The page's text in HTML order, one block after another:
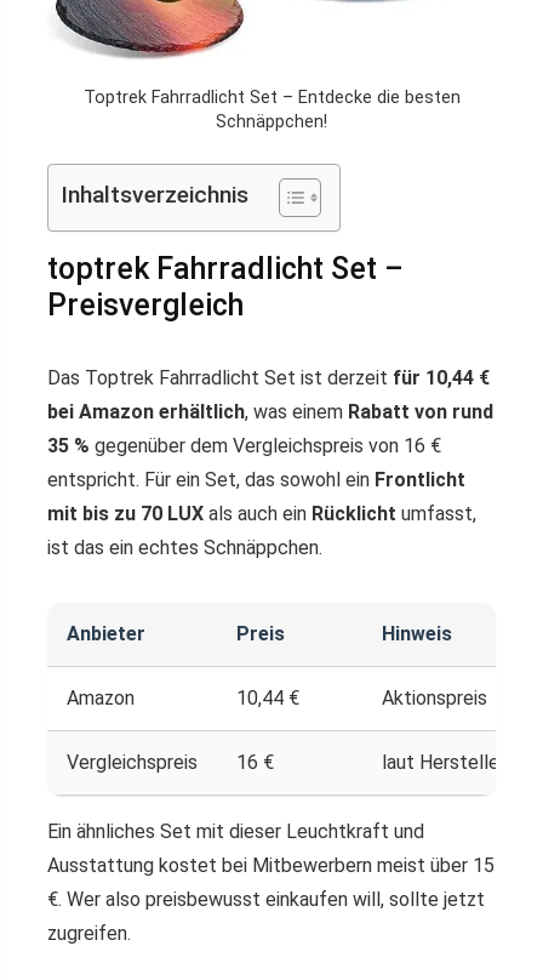
Toptrek Fahrradlicht Set – Entdecke die besten
Schnäppchen!
Inhaltsverzeichnis
toptrek Fahrradlicht Set –
Preisvergleich
Das Toptrek Fahrradlicht Set ist derzeit für 10,44 €
bei Amazon erhältlich, was einem Rabatt von rund
35 % gegenüber dem Vergleichspreis von 16 €
entspricht. Für ein Set, das sowohl ein Frontlicht
mit bis zu 70 LUX als auch ein Rücklicht umfasst,
ist das ein echtes Schnäppchen.
Anbieter Preis Hinweis
Amazon 10,44 € Aktionspreis
Vergleichspreis 16 € laut
Ein ähnliches Set mit dieser Leuchtkraft und
Ausstattung kostet bei Mitbewerbern meist über 15
€. Wer also preisbewusst einkaufen will, sollte jetzt
zugreifen.